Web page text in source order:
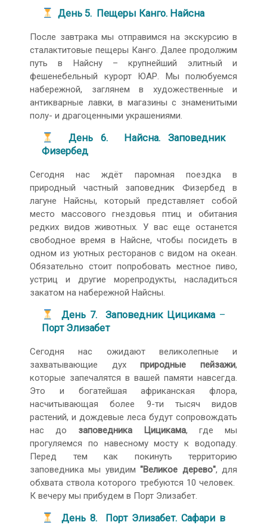
День 5. Пещеры Канго. Найсна
После завтрака мы отправимся на экскурсию в
сталактитовые пещеры Канго. Далее продолжим
путь в Найсну – крупнейший элитный и
фешенебельный курорт ЮАР. Мы полюбуемся
набережной, заглянем в художественные и
антикварные лавки, в магазины с знаменитыми
полу- и драгоценными украшениями.
День 6. Найсна. Заповедник
Физербед
Сегодня нас ждёт паромная поездка в
природный частный заповедник Физербед в
лагуне Найсны, который представляет собой
место массового гнездовья птиц и обитания
редких видов животных. У вас еще останется
свободное время в Найсне, чтобы посидеть в
одном из уютных ресторанов с видом на океан.
Обязательно стоит попробовать местное пиво,
устриц и другие морепродукты, насладиться
закатом на набережной Найсны.
День 7. Заповедник Цицикама–
Порт Элизабет
Сегодня нас ожидают великолепные и
захватывающие духприродные пейзажи,
которые запечалятся в вашей памяти навсегда.
Это и богатейшая африканская флора,
насчитывающая более 9-ти тысяч видов
растений, и дождевые леса будут сопровождать
нас до заповедника Цицикама, где мы
прогуляемся по навесному мосту к водопаду.
Перед тем как покинуть территорию
заповедника мы увидим"Великое дерево", для
обхвата ствола которого требуются 10 человек.
К вечеру мы прибудем в Порт Элизабет.
День 8. Порт Элизабет. Сафари в